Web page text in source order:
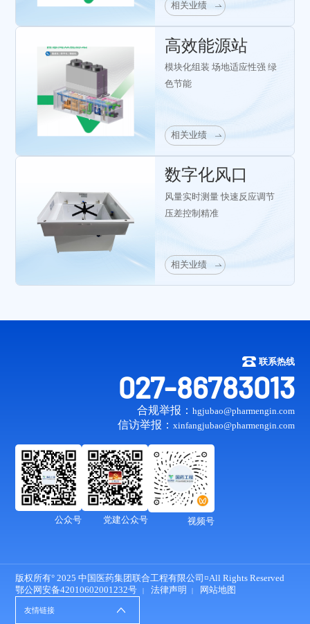
相关业绩
高效能源站
模块化组装 场地适应性强 绿
色节能
相关业绩
数字化风口
风量实时测量 快速反应调节
压差控制精准
相关业绩
联系热线
027-86783013
合规举报： hgjubao@pharmengin.com
信访举报： xinfangjubao@pharmengin.com
公众号 党建公众号 视频号
版权所有° 2025 中国医药集团联合工程有限公司¤All Rights Reserved
鄂公网安备42010602001232号
法律声明 网站地图
友情链接